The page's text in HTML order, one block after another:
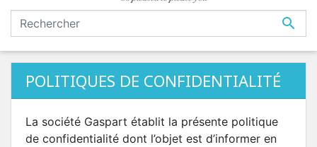

POLITIQUES DE CONFIDENTIALITÉ
La société Gaspart établit la présente politique
de confidentialité dont l’objet est d’informer en